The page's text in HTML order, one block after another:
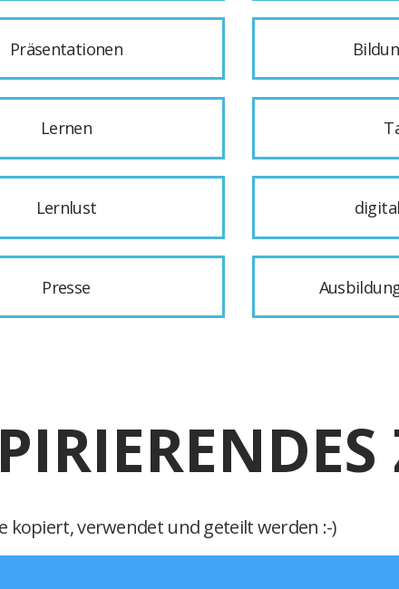
Präsentationen
Lernen
Lernlust
Presse
kopiert, verwendet und geteilt werden :-)